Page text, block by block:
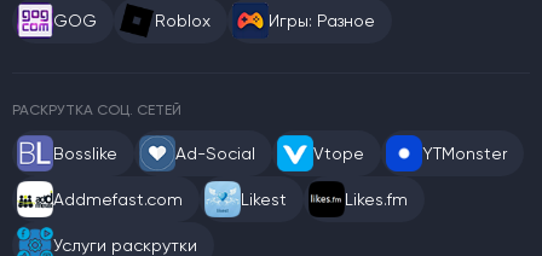
GOG Roblox Игры: Разное
РАСКРУТКА СОЦ. СЕТЕЙ
Bosslike Ad-Social Vtope YTMonster
Addmefast.com Likest Likes.fm
Услуги раскрутки